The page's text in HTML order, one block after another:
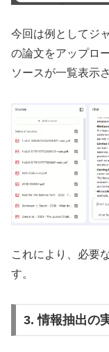
今回は例としてジ
の論文をアップロ
ソースが一覧表示
これにより、必要
す。
3. 情報抽出の